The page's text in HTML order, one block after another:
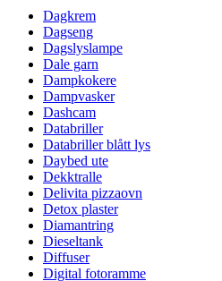
Dagkrem
Dagseng
Dagslyslampe
Dale garn
Dampkokere
Dampvasker
Dashcam
Databriller
Databriller blått lys
Daybed ute
Dekktralle
Delivita pizzaovn
Detox plaster
Diamantring
Dieseltank
Diffuser
Digital fotoramme